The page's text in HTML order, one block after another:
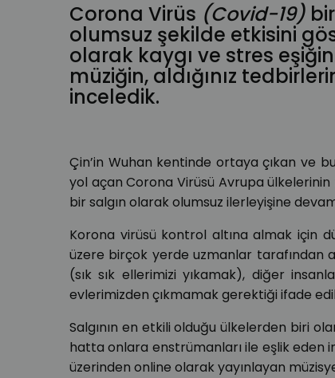
Corona Virüs (Covid-19)
olumsuz şekilde etkisini
olarak kaygı ve stres
müziğin, aldığınız
inceledik.
Çin’in Wuhan kentinde ortaya çıkan ve
yol açan Corona Virüsü Avrupa ülkelerinin
bir salgın olarak olumsuz ilerleyişine
Korona virüsü kontrol altına almak için
üzere birçok yerde uzmanlar tarafından
(sık sık ellerimizi yıkamak), diğer
evlerimizden çıkmamak gerektiği ifade
Salgının en etkili olduğu ülkelerden biri
hatta onlara enstrümanları ile eşlik
üzerinden online olarak yayınlayan